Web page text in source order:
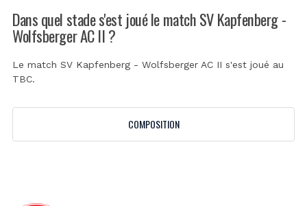
Dans quel stade s'est joué le match SV Kapfenberg -
Wolfsberger AC II ?
Le match SV Kapfenberg - Wolfsberger AC II s'est joué au
TBC.
COMPOSITION